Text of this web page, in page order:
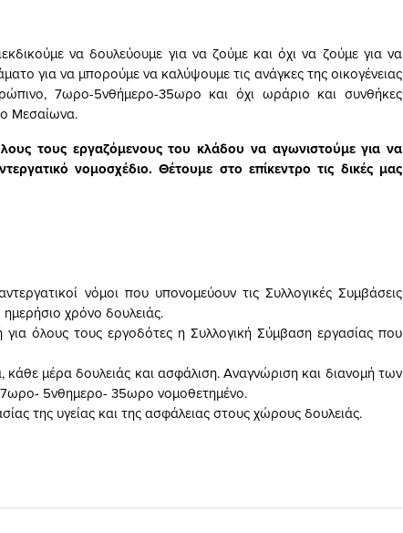
να δουλεύουμε για να ζούμε και όχι να ζούμε για να
για να μπορούμε να καλύψουμε τις ανάγκες της οικογένειας
7ωρο-5νθήμερο-35ωρο και όχι ωράριο και συνθήκες
Μεσαίωνα.
τους εργαζόμενους του κλάδου να αγωνιστούμε για να
νομοσχέδιο. Θέτουμε στο επίκεντρο τις δικές μας
νόμοι που υπονομεύουν τις Συλλογικές Συμβάσεις
χρόνο δουλειάς.
για όλους τους εργοδότες η Συλλογική Σύμβαση εργασίας που
κάθε μέρα δουλειάς και ασφάλιση. Αναγνώριση και διανομή των
5νθημερο- 35ωρο νομοθετημένο.
της υγείας και της ασφάλειας στους χώρους δουλειάς.